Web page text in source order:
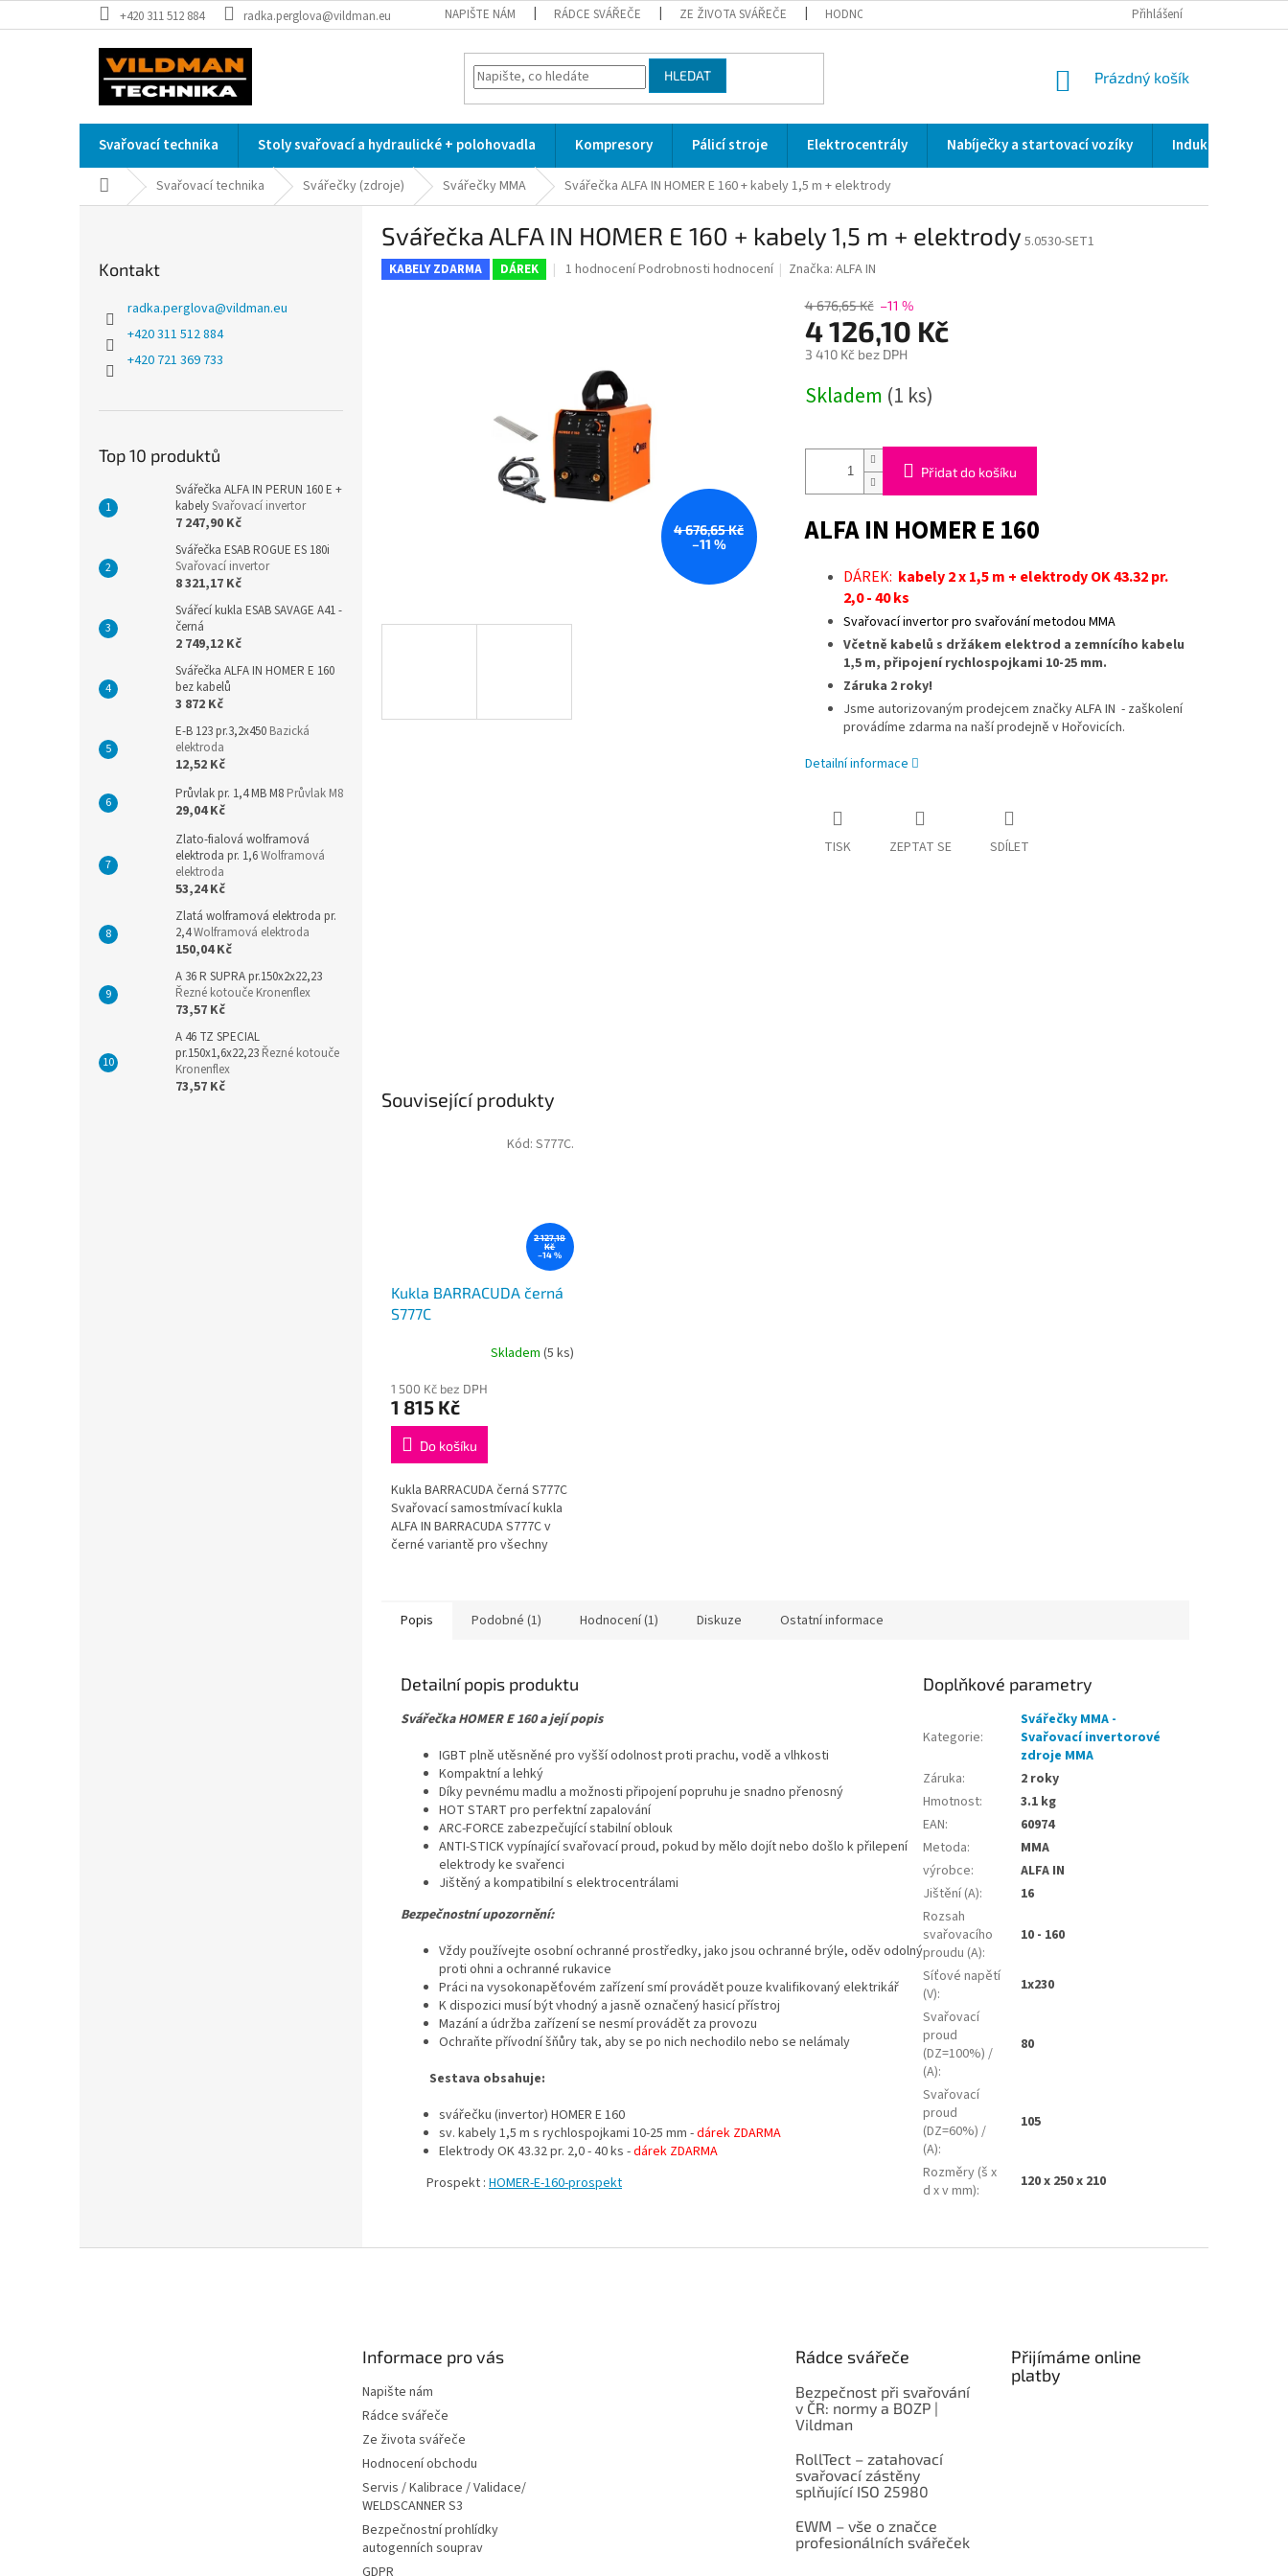
na
+420 311 512 884 radka.perglova@vildman.eu NAPIŠTE NÁM RÁDCE SVÁŘEČE ZE ŽIVOTA SVÁŘEČE HODNOCENÍ OBCHODU SERVIS / KALIBRACE / VALIDACE/ WELDSCANNER S3
Přihlášení
HLEDAT
NÁKUPNÍ
Prázdný košík
Svařovací technika Stoly svařovací a hydraulické + polohovadla Kompresory Pálicí stroje Elektrocentrály Nabíječky a startovací vozíky Indukční a
Domů Svařovací technika Svářečky (zdroje) Svářečky MMA Svářečka ALFA IN HOMER E 160 + kabely 1,5 m + elektrody
Kontakt
radka.perglova@vildman.eu
+420 311 512 884
+420 721 369 733
Top 10 produktů
Svářečka ALFA IN PERUN 160 E +
kabelySvařovací invertor
7 247,90 Kč
Svářečka ESAB ROGUE ES 180i
Svařovací invertor
8 321,17 Kč
Svářecí kukla ESAB SAVAGE A41 -
černá
2 749,12 Kč
Svářečka ALFA IN HOMER E 160
bez kabelů
3 872 Kč
E-B 123 pr.3,2x450 Bazická
elektroda
12,52 Kč
Průvlak pr. 1,4 MB M8 Průvlak M8
29,04 Kč
Zlato-fialová wolframová
elektroda pr. 1,6Wolframová
elektroda
53,24 Kč
Zlatá wolframová elektroda pr.
2,4Wolframová elektroda
150,04 Kč
A 36 R SUPRA pr.150x2x22,23
Řezné kotouče Kronenflex
73,57 Kč
A 46 TZ SPECIAL
pr.150x1,6x22,23 Řezné kotouče
Kronenflex
73,57 Kč
Svářečka ALFA IN HOMER E 160 + kabely 1,5 m + elektrody 5.0530-SET1
KABELY ZDARMA DÁREK
Průměrné
hvězdiček.
1 hodnoceníPodrobnosti hodnocení Značka:ALFA IN
4 676,65 Kč
–11 %
4 676,65 Kč –11 %
4 126,10 Kč
3 410 Kč bez DPH
cena:
Skladem (1 ks)
Přidat do košíku
ALFA IN HOMER E 160
DÁREK: kabely 2 x 1,5 m + elektrody OK 43.32 pr.
2,0 - 40 ks
Svařovací invertor pro svařování metodou MMA
Včetně kabelů s držákem elektrod a zemnícího kabelu
1,5 m, připojení rychlospojkami 10-25 mm.
Záruka 2 roky!
Jsme autorizovaným prodejcem značky ALFA IN - zaškolení
provádíme zdarma na naší prodejně v Hořovicích.
Detailní informace
TISK ZEPTAT SE SDÍLET
Související produkty
2 127,18
Kč
–14 %
Kukla BARRACUDA černá
S777C
Skladem (5 ks)
1 500 Kč bez DPH
1 815 Kč
Do košíku
Kukla BARRACUDA černá S777C
Svařovací samostmívací kukla
ALFA IN BARRACUDA S777C v
černé variantě pro všechny
Kód: S777C.
Popis Podobné (1) Hodnocení (1) Diskuze Ostatní informace
Detailní popis produktu
Svářečka HOMER E 160 a její popis
IGBT plně utěsněné pro vyšší odolnost proti prachu, vodě a vlhkosti
Kompaktní a lehký
Díky pevnému madlu a možnosti připojení popruhu je snadno přenosný
HOT START pro perfektní zapalování
ARC-FORCE zabezpečující stabilní oblouk
ANTI-STICK vypínající svařovací proud, pokud by mělo dojít nebo došlo k přilepení
elektrody ke svařenci
Jištěný a kompatibilní s elektrocentrálami
Bezpečnostní upozornění:
Vždy používejte osobní ochranné prostředky, jako jsou ochranné brýle, oděv odolný
proti ohni a ochranné rukavice
Práci na vysokonapěťovém zařízení smí provádět pouze kvalifikovaný elektrikář
K dispozici musí být vhodný a jasně označený hasicí přístroj
Mazání a údržba zařízení se nesmí provádět za provozu
Ochraňte přívodní šňůry tak, aby se po nich nechodilo nebo se nelámaly
Sestava obsahuje:
svářečku (invertor) HOMER E 160
sv. kabely 1,5 m s rychlospojkami 10-25 mm -dárek ZDARMA
Elektrody OK 43.32 pr. 2,0 - 40 ks -dárek ZDARMA
Prospekt : HOMER-E-160-prospekt
Doplňkové parametry
Kategorie:
Svářečky MMA -
Svařovací invertorové
zdroje MMA
Záruka:
2 roky
Hmotnost:
3.1 kg
EAN:
60974
Metoda:
MMA
výrobce:
ALFA IN
Jištění (A):
16
Rozsah
svařovacího
proudu (A):
10 - 160
Síťové napětí
(V):
1x230
Svařovací
proud
(DZ=100%) /
(A):
80
Svařovací
proud
(DZ=60%) /
(A):
105
Rozměry (š x
d x v mm): 120 x 250 x 210
Informace pro vás
Napište nám
Rádce svářeče
Ze života svářeče
Hodnocení obchodu
Servis / Kalibrace / Validace/
WELDSCANNER S3
Bezpečnostní prohlídky
autogenních souprav
Rádce svářeče
Bezpečnost při svařování
v ČR: normy a BOZP |
Vildman
RollTect – zatahovací
svařovací zástěny
splňující ISO 25980
EWM – vše o značce
profesionálních svářeček
Přijímáme online
platby